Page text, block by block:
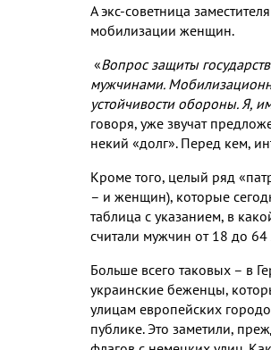
А экс-советница
мобилизации женщин.
«Вопрос защиты
мужчинами.
устойчивости обороны. Я,
говоря, уже звучат
некий «долг». Перед кем,
Кроме того, целый ряд
– и женщин), которые
таблица с указанием, в
считали мужчин от 18 до 64
Больше всего таковых – в
украинские беженцы,
улицам европейских
публике. Это заметили,